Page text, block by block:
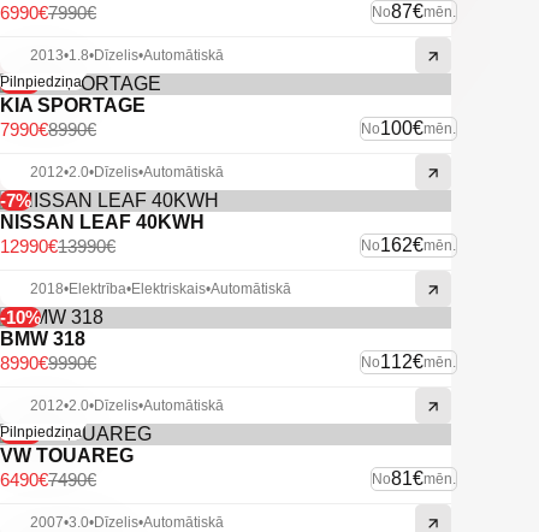
No87€mēn.
7990€
6990€
2013•1.8•Dīzelis•Automātiskā
-11%
Pilnpiedziņa
KIA SPORTAGE
No100€mēn.
8990€
7990€
2012•2.0•Dīzelis•Automātiskā
-7%
NISSAN LEAF 40KWH
No162€mēn.
13990€
12990€
2018•Elektrība•Elektriskais•Automātiskā
-10%
BMW 318
No112€mēn.
9990€
8990€
2012•2.0•Dīzelis•Automātiskā
-13%
Pilnpiedziņa
VW TOUAREG
No81€mēn.
7490€
6490€
2007•3.0•Dīzelis•Automātiskā